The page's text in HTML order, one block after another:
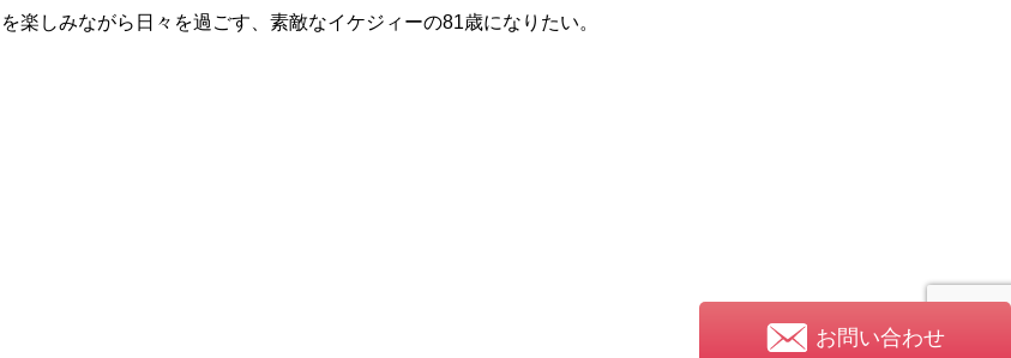
を楽しみながら日々を過ごす、素敵なイケジィーの81歳になりたい。
お問い合わせ